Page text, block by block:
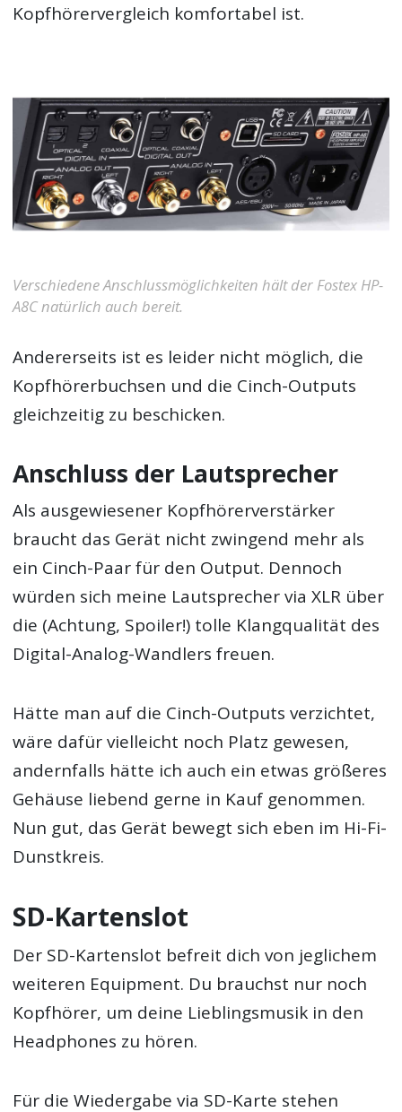
Kopfhörervergleich komfortabel ist.
Verschiedene Anschlussmöglichkeiten hält der Fostex HP-
A8C natürlich auch bereit.
Andererseits ist es leider nicht möglich, die
Kopfhörerbuchsen und die Cinch-Outputs
gleichzeitig zu beschicken.
Anschluss der Lautsprecher
Als ausgewiesener Kopfhörerverstärker
braucht das Gerät nicht zwingend mehr als
ein Cinch-Paar für den Output. Dennoch
würden sich meine Lautsprecher via XLR über
die (Achtung, Spoiler!) tolle Klangqualität des
Digital-Analog-Wandlers freuen.
Hätte man auf die Cinch-Outputs verzichtet,
wäre dafür vielleicht noch Platz gewesen,
andernfalls hätte ich auch ein etwas größeres
Gehäuse liebend gerne in Kauf genommen.
Nun gut, das Gerät bewegt sich eben im Hi-Fi-
Dunstkreis.
SD-Kartenslot
Der SD-Kartenslot befreit dich von jeglichem
weiteren Equipment. Du brauchst nur noch
Kopfhörer, um deine Lieblingsmusik in den
Headphones zu hören.
Für die Wiedergabe via SD-Karte stehen